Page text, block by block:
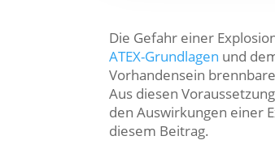
Die Gefahr einer
ATEX-Grundlagen und
Vorhandensein
Aus diesen
den Auswirkungen einer
diesem Beitrag.